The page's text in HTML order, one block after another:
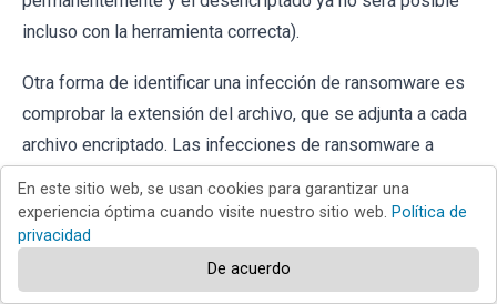
incluso con la herramienta correcta).
Otra forma de identificar una infección de ransomware es
comprobar la extensión del archivo, que se adjunta a cada
archivo encriptado. Las infecciones de ransomware a
(consulte los archivos encriptados por Qewe ransomware
a continuación).
En este sitio web, se usan cookies para garantizar una
experiencia óptima cuando visite nuestro sitio web. Política de
privacidad
De acuerdo